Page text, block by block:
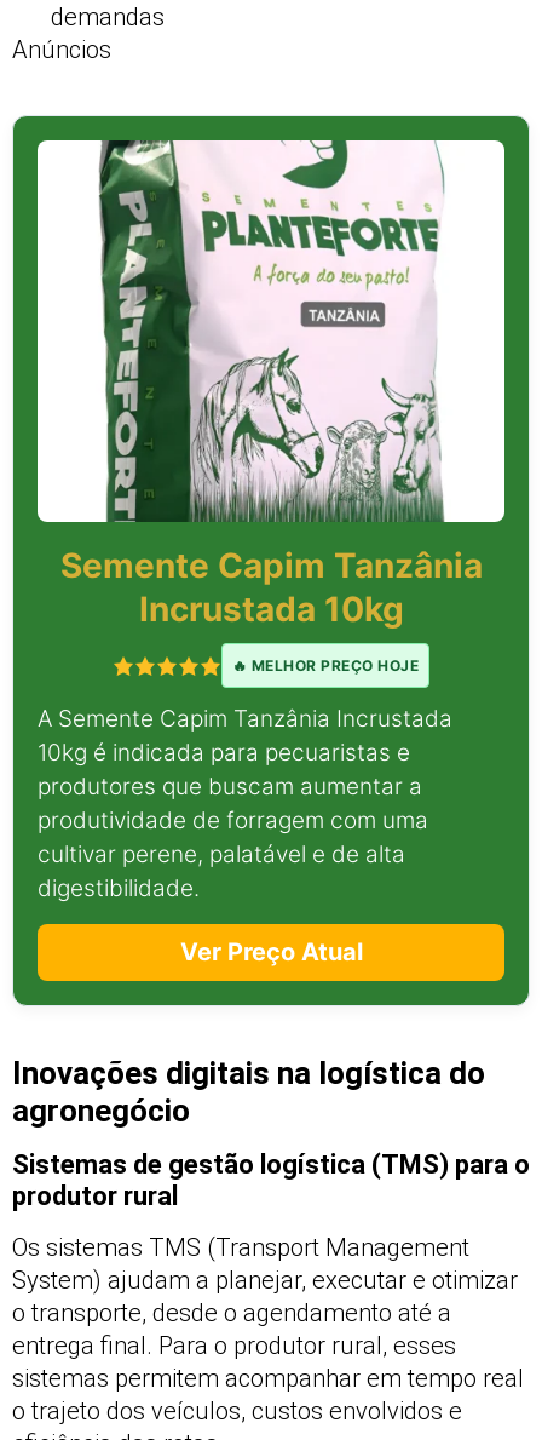
demandas
Anúncios
Semente Capim Tanzânia
Incrustada 10kg
🔥 MELHOR PREÇO HOJE
A Semente Capim Tanzânia Incrustada
10kg é indicada para pecuaristas e
produtores que buscam aumentar a
produtividade de forragem com uma
cultivar perene, palatável e de alta
digestibilidade.
Ver Preço Atual
Inovações digitais na logística do
agronegócio
Sistemas de gestão logística (TMS) para o
produtor rural
Os sistemas TMS (Transport Management
System) ajudam a planejar, executar e otimizar
o transporte, desde o agendamento até a
entrega final. Para o produtor rural, esses
sistemas permitem acompanhar em tempo real
o trajeto dos veículos, custos envolvidos e